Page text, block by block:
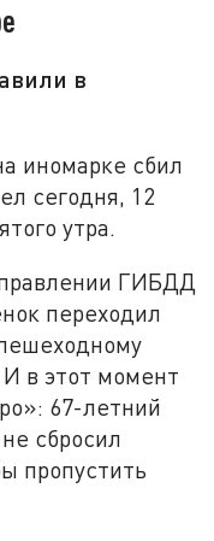
в
иномарке сбил
сегодня, 12
утра.
ГИБДД
переходил
в этот момент
67-летний
сбросил
пропустить